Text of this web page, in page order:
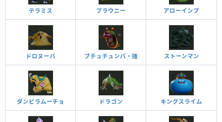
テラミス ブラウニー アローインプ
ドロヌーバ ブチュチュンパ・強 ストーンマン
ダンビラムーチョ ドラゴン キングスライム